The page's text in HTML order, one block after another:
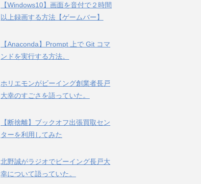
【Windows10】画面を音付で２時間
以上録画する方法【ゲームバー】
【Anaconda】Prompt 上で Git コマ
ンドを実行する方法。
ホリエモンがビーイング創業者長戸
大幸のすごさを語っていた。
【断捨離】ブックオフ出張買取セン
ターを利用してみた
北野誠がラジオでビーイング長戸大
幸について語っていた。